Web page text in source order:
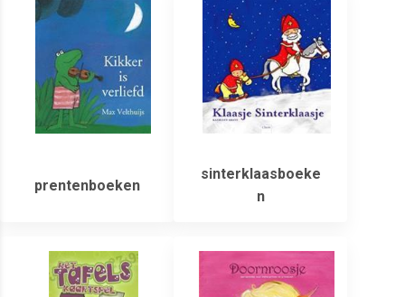
prentenboeken
sinterklaasboeke
n